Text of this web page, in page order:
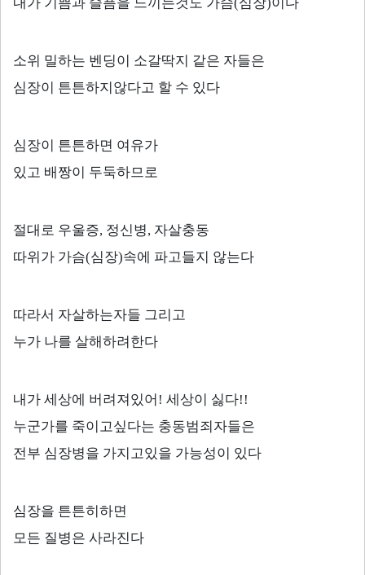
소위 밀하는 벤딩이 소갈딱지 같은 자들은
심장이 튼튼하지않다고 할 수 있다
심장이 튼튼하면 여유가
있고 배짱이 두둑하므로
절대로 우울증, 정신병, 자살충동
따위가 가슴(심장)속에 파고들지 않는다
따라서 자살하는자들 그리고
누가 나를 살해하려한다
내가 세상에 버려져있어 ! 세상이 싫다!!
누군가를 죽이고싶다는 충동범죄자들은
전부 심장병을 가지고있을 가능성이 있다
심장을 튼튼히하면
모든 질병은 사라진다